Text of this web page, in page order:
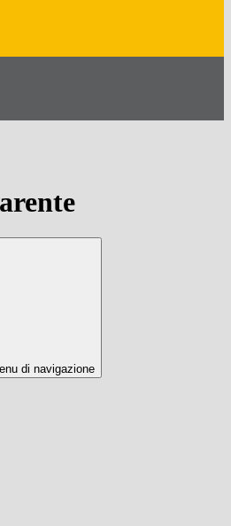
di navigazione